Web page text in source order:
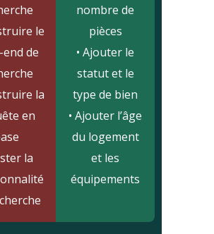
le
end de
la
en
la
nombre de
pièces
• Ajouter le
statut et le
type de bien
• Ajouter l’âge
du logement
et les
équipements